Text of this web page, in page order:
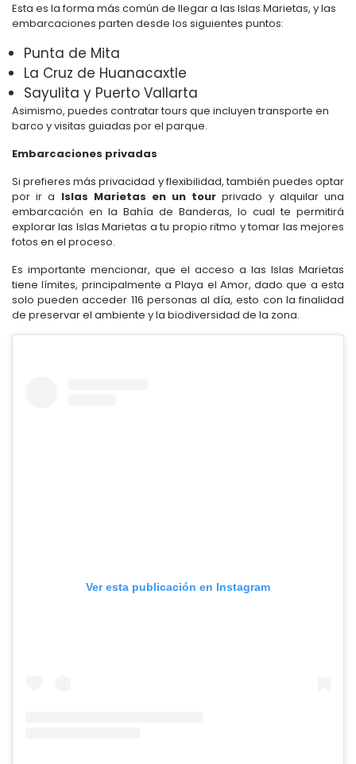
Esta es la forma más común de llegar a las Islas Marietas, y las
embarcaciones parten desde los siguientes puntos:
Punta de Mita
La Cruz de Huanacaxtle
Sayulita y Puerto Vallarta
Asimismo, puedes contratar tours que incluyen transporte en
barco y visitas guiadas por el parque.
Embarcaciones privadas
Si prefieres más privacidad y flexibilidad, también puedes optar
por ir a Islas Marietas en un tour privado y alquilar una
embarcación en la Bahía de Banderas, lo cual te permitirá
explorar las Islas Marietas a tu propio ritmo y tomar las mejores
fotos en el proceso.
Es importante mencionar, que el acceso a las Islas Marietas
tiene límites, principalmente a Playa el Amor, dado que a esta
solo pueden acceder 116 personas al día, esto con la finalidad
de preservar el ambiente y la biodiversidad de la zona.
Ver esta publicación en Instagram